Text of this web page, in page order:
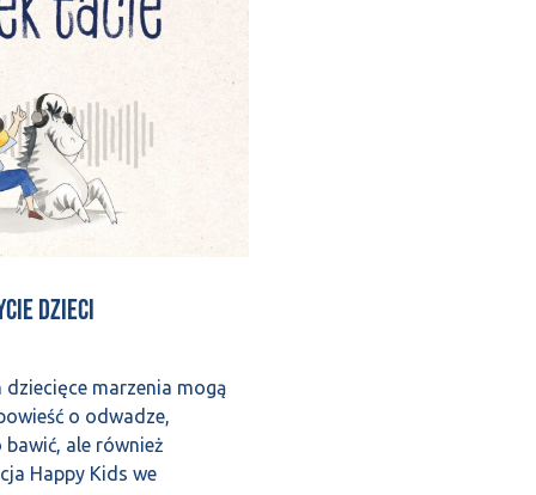
dzieci
marzenia mogą
o odwadze,
ale również
Happy Kids we